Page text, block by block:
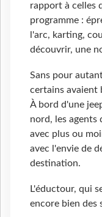
rapport à celles
programme :
l'arc, karting,
découvrir, une
Sans pour
certains avaient
À bord d'une
nord, les agents
avec plus ou
avec l'envie de
destination.
L'éductour, qui
encore bien des